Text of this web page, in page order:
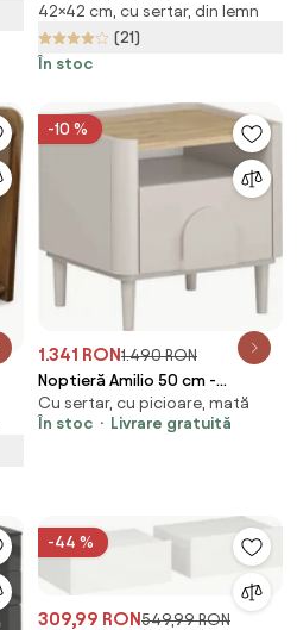
42×42 cm, cu sertar, din lemn
(21)
În stoc
-10 %
1.341 RON1.490 RON
Noptieră Amilio 50 cm -
cashmere / stejar uleiat /
mânere cashmere
Cu sertar, cu picioare, mată
În stoc
Livrare gratuită
-44 %
309,99 RON549,99 RON